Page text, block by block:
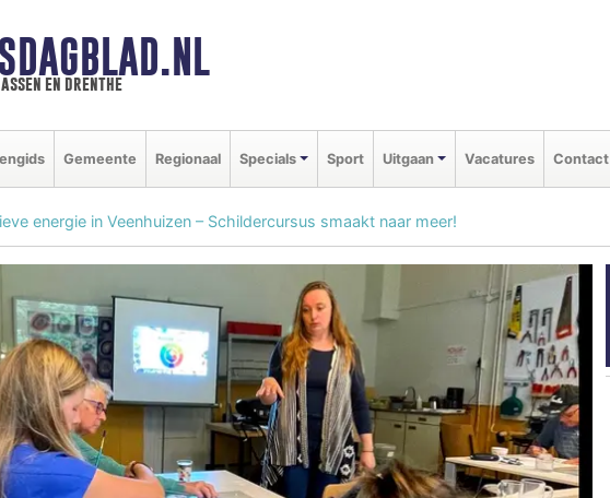
en drenthe
Gemeente Regionaal Specials Sport Uitgaan Vacatures Contact
energie in Veenhuizen – Schildercursus smaakt naar meer!